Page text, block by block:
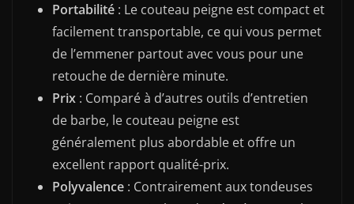
Portabilité : Le couteau peigne est compact et
facilement transportable, ce qui vous permet
de l’emmener partout avec vous pour une
retouche de dernière minute.
Prix : Comparé à d’autres outils d’entretien
de barbe, le couteau peigne est
généralement plus abordable et offre un
excellent rapport qualité-prix.
Polyvalence : Contrairement aux tondeuses